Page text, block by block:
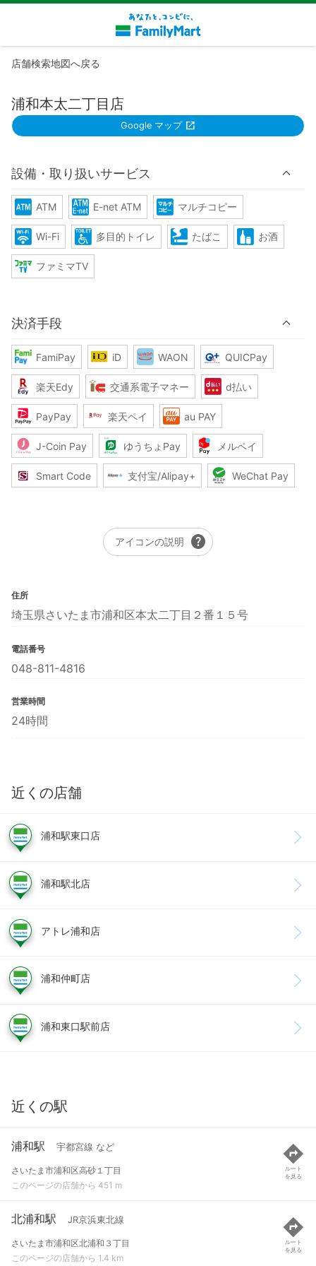
店舗検索地図へ戻る
浦和本太二丁目店
Google マップ
設備・取り扱いサービス
ATM E-net ATM マルチコピー
Wi-Fi 多目的トイレ たばこ お酒
ファミマTV
決済手段
FamiPay iD WAON QUICPay
楽天Edy 交通系電子マネー d払い
PayPay 楽天ペイ au PAY
J-Coin Pay ゆうちょPay メルペイ
Smart Code 支付宝/Alipay+ WeChat Pay
アイコンの説明 help
住所
埼玉県さいたま市浦和区本太二丁目２番１５号
電話番号
048-811-4816
営業時間
24時間
近くの店舗
浦和駅東口店
浦和駅北店
アトレ浦和店
浦和仲町店
浦和東口駅前店
近くの駅
浦和駅 宇都宮線 など
さいたま市浦和区高砂１丁目
このページの店舗から 451 m
ルート
を見る
北浦和駅 JR京浜東北線
さいたま市浦和区北浦和３丁目
このページの店舗から 1.4 km
ルート
を見る